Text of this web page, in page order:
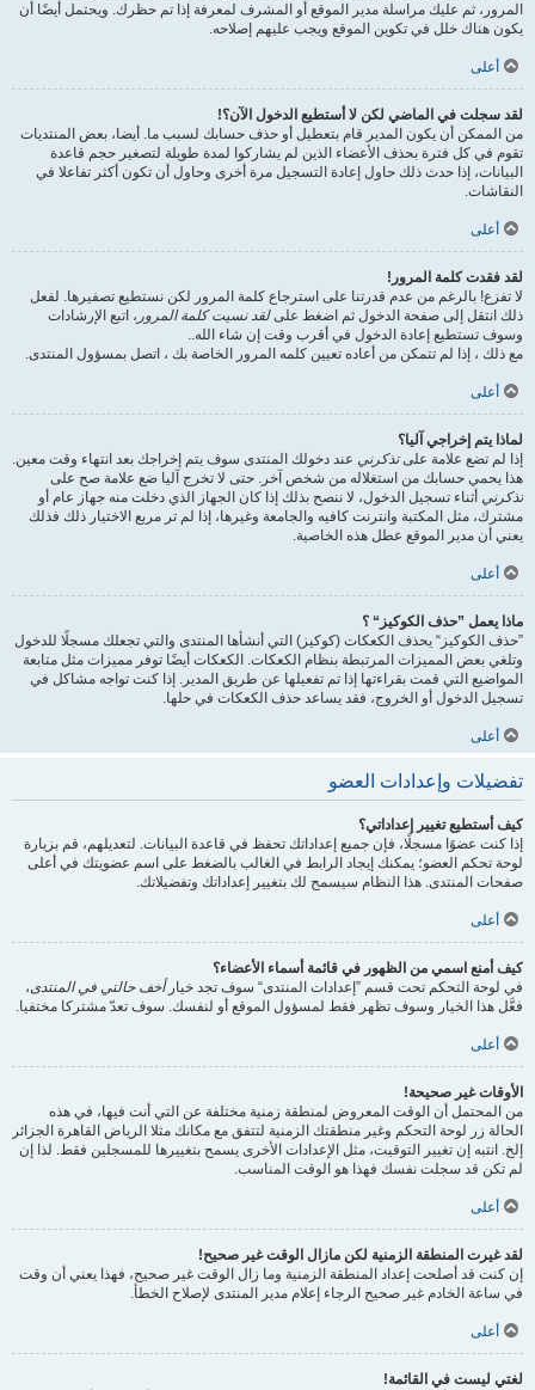
المرور، ثم عليك مراسلة مدير الموقع أو المشرف لمعرفة إذا تم حظرك. ويحتمل أيضًا أن
يكون هناك خلل في تكوين الموقع ويجب عليهم إصلاحه.
أعلى
لقد سجلت في الماضي لكن لا أستطيع الدخول الآن؟!
من الممكن أن يكون المدير قام بتعطيل أو حذف حسابك لسبب ما. أيضا، بعض المنتديات
تقوم في كل فترة بحذف الأعضاء الذين لم يشاركوا لمدة طويلة لتصغير حجم قاعدة
البيانات، إذا حدث ذلك حاول إعادة التسجيل مرة أخرى وحاول أن تكون أكثر تفاعلا في
النقاشات.
أعلى
لقد فقدت كلمة المرور!
لا تفزع! بالرغم من عدم قدرتنا على استرجاع كلمة المرور لكن نستطيع تصفيرها. لفعل
ذلك انتقل إلى صفحة الدخول ثم اضغط علىلقد نسيت كلمة المرور ، اتبع الإرشادات
وسوف تستطيع إعادة الدخول في أقرب وقت إن شاء الله..
مع ذلك ، إذا لم تتمكن من أعاده تعيين كلمه المرور الخاصة بك ، اتصل بمسؤول المنتدى.
أعلى
لماذا يتم إخراجي آليا؟
إذا لم تضع علامة علىتذكرني عند دخولك المنتدى سوف يتم إخراجك بعد انتهاء وقت معين.
هذا يحمي حسابك من استغلاله من شخص آخر. حتى لا تخرج آليا ضع علامة صح على
تذكرني أثناء تسجيل الدخول، لا ننصح بذلك إذا كان الجهاز الذي دخلت منه جهاز عام أو
مشترك، مثل المكتبة وانترنت كافيه والجامعة وغيرها، إذا لم تر مربع الاختيار ذلك فذلك
يعني أن مدير الموقع عطل هذه الخاصية.
أعلى
ماذا يعمل ”حذف الكوكيز“ ؟
”حذف الكوكيز“ يحذف الكعكات (كوكيز) التي أنشأها المنتدى والتي تجعلك مسجلًا للدخول
وتلغي بعض المميزات المرتبطة بنظام الكعكات. الكعكات أيضًا توفر مميزات مثل متابعة
المواضيع التي قمت بقراءتها إذا تم تفعيلها عن طريق المدير. إذا كنت تواجه مشاكل في
تسجيل الدخول أو الخروج، فقد يساعد حذف الكعكات في حلها.
أعلى
تفضيلات وإعدادات العضو
كيف أستطيع تغيير إعداداتي؟
إذا كنت عضوًا مسجلًا، فإن جميع إعداداتك تحفظ في قاعدة البيانات. لتعديلهم، قم بزيارة
لوحة تحكم العضو؛ يمكنك إيجاد الرابط في الغالب بالضغط على اسم عضويتك في أعلى
صفحات المنتدى. هذا النظام سيسمح لك بتغيير إعداداتك وتفضيلاتك.
أعلى
كيف أمنع اسمي من الظهور في قائمة أسماء الأعضاء؟
في لوحة التحكم تحت قسم ”إعدادات المنتدى“ سوف تجد خيارأخف حالتي في المنتدى،
فعَّل هذا الخيار وسوف تظهر فقط لمسؤول الموقع أو لنفسك. سوف تعدّ مشتركا مختفيا.
أعلى
الأوقات غير صحيحة!
من المحتمل أن الوقت المعروض لمنطقة زمنية مختلفة عن التي أنت فيها، في هذه
الحالة زر لوحة التحكم وغير منطقتك الزمنية لتتفق مع مكانك مثلا الرياض القاهرة الجزائر
إلخ. انتبه إن تغيير التوقيت، مثل الإعدادات الأخرى يسمح بتغييرها للمسجلين فقط. لذا إن
لم تكن قد سجلت نفسك فهذا هو الوقت المناسب.
أعلى
لقد غيرت المنطقة الزمنية لكن مازال الوقت غير صحيح!
إن كنت قد أصلحت إعداد المنطقة الزمنية وما زال الوقت غير صحيح، فهذا يعني أن وقت
في ساعة الخادم غير صحيح الرجاء إعلام مدير المنتدى لإصلاح الخطأ.
أعلى
لغتي ليست في القائمة!